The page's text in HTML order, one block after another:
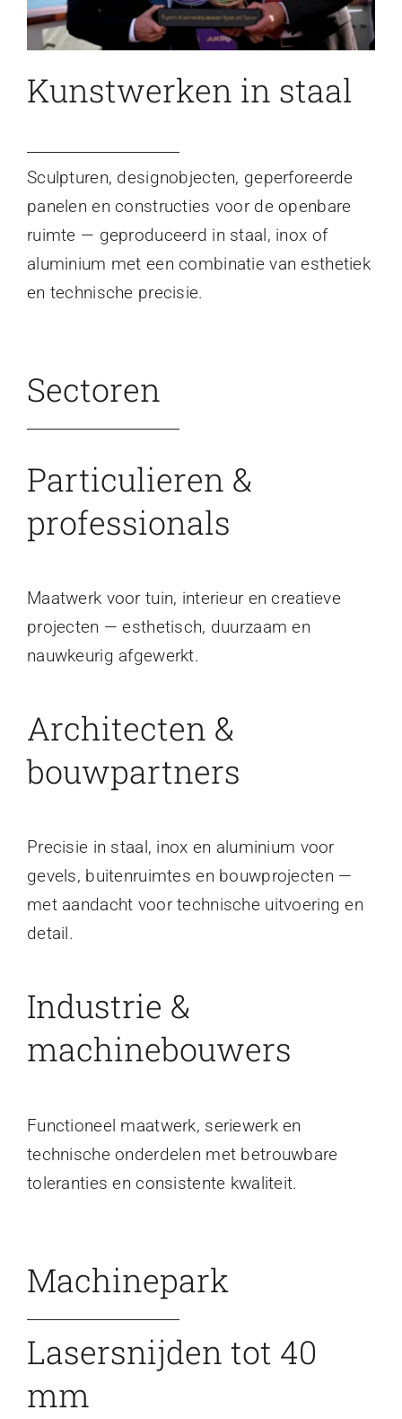
Kunstwerken in staal
Sculpturen, designobjecten, geperforeerde
panelen en constructies voor de openbare
ruimte — geproduceerd in staal, inox of
aluminium met een combinatie van esthetiek
en technische precisie.
Sectoren
Particulieren &
professionals
Maatwerk voor tuin, interieur en creatieve
projecten — esthetisch, duurzaam en
nauwkeurig afgewerkt.
Architecten &
bouwpartners
Precisie in staal, inox en aluminium voor
gevels, buitenruimtes en bouwprojecten —
met aandacht voor technische uitvoering en
detail.
Industrie &
machinebouwers
Functioneel maatwerk, seriewerk en
technische onderdelen met betrouwbare
toleranties en consistente kwaliteit.
Machinepark
Lasersnijden tot 40
mm